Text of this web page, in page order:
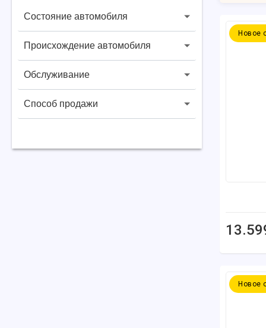
Состояние автомобиля
Происхождение автомобиля
Обслуживание
Способ продажи
Новое
Новое